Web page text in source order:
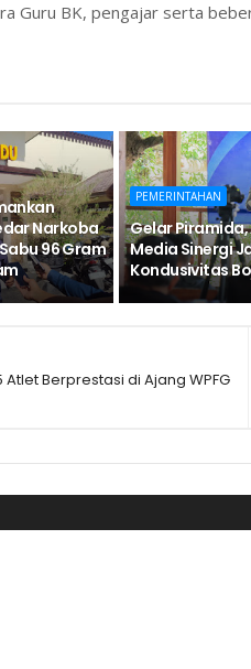
Guru BK, pengajar serta
Narkoba
96 Gram
PEMERINTAHAN
Gelar Piramida,
Media Sinergi
Kondusivitas
Berprestasi di Ajang WPFG